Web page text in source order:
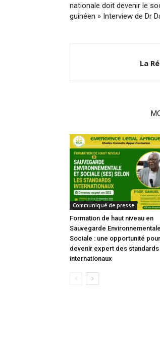
nationale doit devenir le
guinéen » Interview de Dr
La
Communiqué de presse
Formation de haut niveau en
Sauvegarde
Sociale : une opportunité pour
devenir expert des standards
internationaux